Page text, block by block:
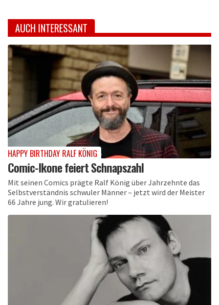
AUCH INTERESSANT
HAPPY BIRTHDAY RALF KÖNIG
Comic-Ikone feiert Schnapszahl
Mit seinen Comics prägte Ralf König über Jahrzehnte das
Selbstverständnis schwuler Männer – jetzt wird der Meister
66 Jahre jung. Wir gratulieren!